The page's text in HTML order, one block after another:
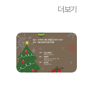
더보기